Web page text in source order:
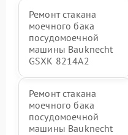
Ремонт стакана
моечного бака
посудомоечной
машины Bauknecht
GSXK 8214A2
Ремонт стакана
моечного бака
посудомоечной
машины Bauknecht